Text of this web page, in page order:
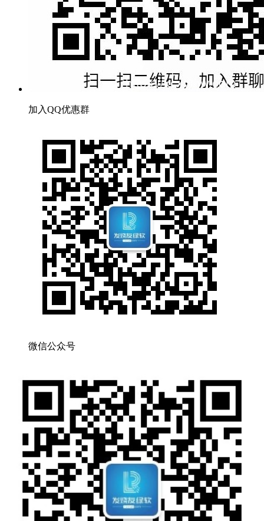
加入QQ优惠群
微信公众号